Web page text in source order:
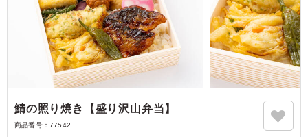
鯖の照り焼き【盛り沢山弁当】
商品番号： 77542